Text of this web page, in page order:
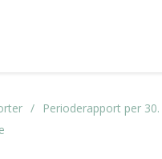
Perioderapport per